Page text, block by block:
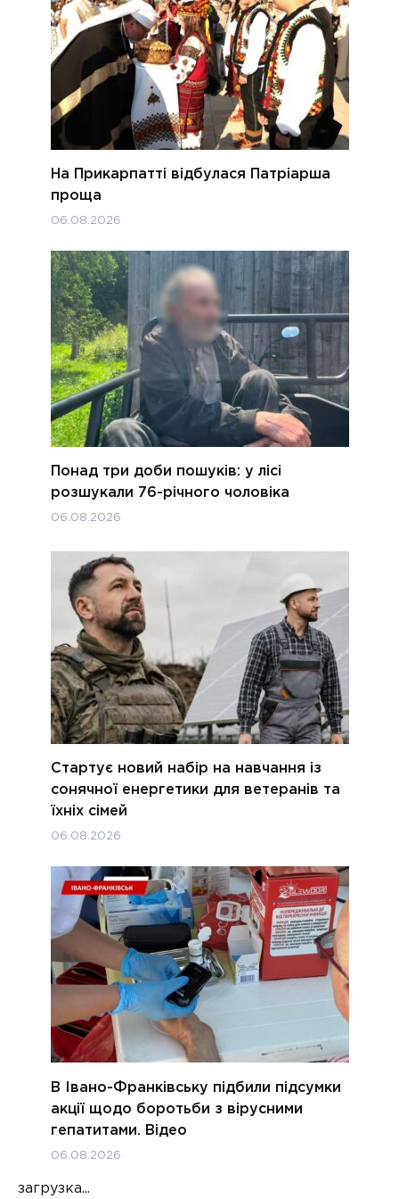
На Прикарпатті відбулася Патріарша
проща
06.08.2026
Понад три доби пошуків: у лісі
розшукали 76-річного чоловіка
06.08.2026
Стартує новий набір на навчання із
сонячної енергетики для ветеранів та
їхніх сімей
06.08.2026
В Івано-Франківську підбили підсумки
акції щодо боротьби з вірусними
гепатитами. Відео
06.08.2026
загрузка...